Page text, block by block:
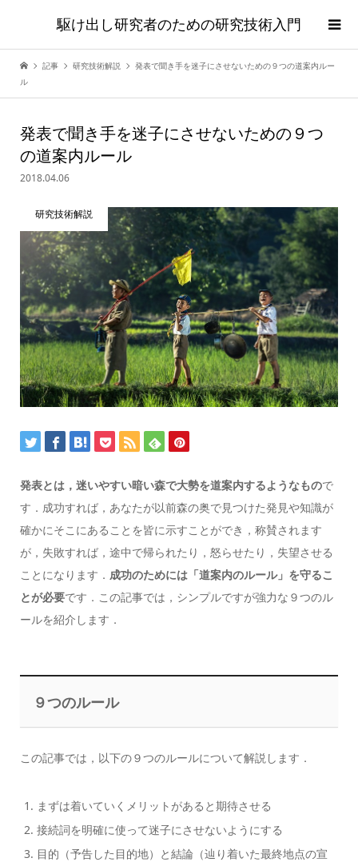
駆け出し研究者のための研究技術入門
記事 研究技術解説
発表で聞き手を迷子にさせないための９つの道案内ルー
ル
発表で聞き手を迷子にさせないための９つ
の道案内ルール
2018.04.06
研究技術解説
発表とは，迷いやすい暗い森で大勢を道案内するようなもので
す．成功すれば，あなたが以前森の奥で見つけた発見や知識が
確かにそこにあることを皆に示すことができ，称賛されます
が，失敗すれば，途中で帰られたり，怒らせたり，失望させる
ことになります． 成功のためには「道案内のルール」を守るこ
とが必要です．この記事では，シンプルですが強力な９つのル
ールを紹介します．
９つのルール
この記事では，以下の９つのルールについて解説します．
まずは着いていくメリットがあると期待させる
接続詞を明確に使って迷子にさせないようにする
目的（予告した目的地）と結論（辿り着いた最終地点の宣